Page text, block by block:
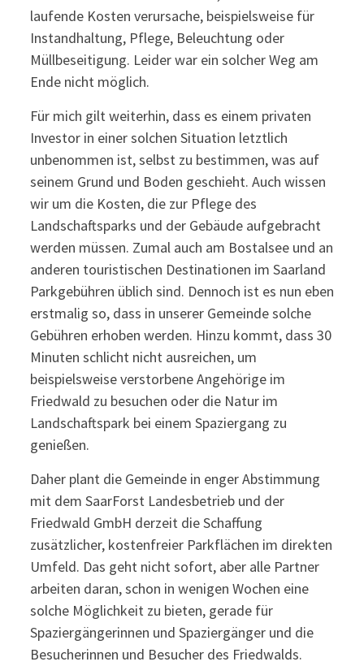
laufende Kosten verursache, beispielsweise für
Instandhaltung, Pflege, Beleuchtung oder
Müllbeseitigung. Leider war ein solcher Weg am
Ende nicht möglich.
Für mich gilt weiterhin, dass es einem privaten
Investor in einer solchen Situation letztlich
unbenommen ist, selbst zu bestimmen, was auf
seinem Grund und Boden geschieht. Auch wissen
wir um die Kosten, die zur Pflege des
Landschaftsparks und der Gebäude aufgebracht
werden müssen. Zumal auch am Bostalsee und an
anderen touristischen Destinationen im Saarland
Parkgebühren üblich sind. Dennoch ist es nun eben
erstmalig so, dass in unserer Gemeinde solche
Gebühren erhoben werden. Hinzu kommt, dass 30
Minuten schlicht nicht ausreichen, um
beispielsweise verstorbene Angehörige im
Friedwald zu besuchen oder die Natur im
Landschaftspark bei einem Spaziergang zu
genießen.
Daher plant die Gemeinde in enger Abstimmung
mit dem SaarForst Landesbetrieb und der
Friedwald GmbH derzeit die Schaffung
zusätzlicher, kostenfreier Parkflächen im direkten
Umfeld. Das geht nicht sofort, aber alle Partner
arbeiten daran, schon in wenigen Wochen eine
solche Möglichkeit zu bieten, gerade für
Spaziergängerinnen und Spaziergänger und die
Besucherinnen und Besucher des Friedwalds.